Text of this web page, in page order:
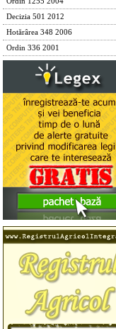
Decizia 501 2012
Hotărârea 348 2006
Ordin 336 2001